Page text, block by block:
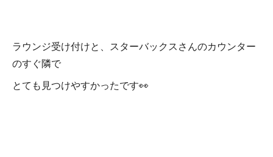
ラウンジ受け付けと、スターバックスさんのカウンター
のすぐ隣で
とても見つけやすかったです👀